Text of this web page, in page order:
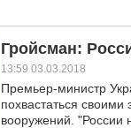
Гройсман:
13:59 03.03.2018
Премьер-министр
похвастаться
вооружений. "России